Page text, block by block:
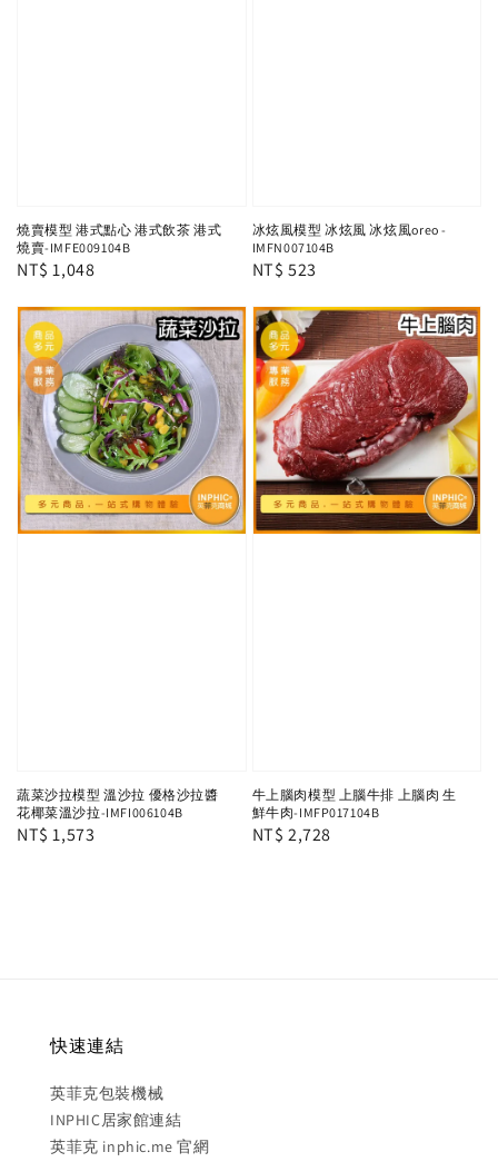
燒賣模型 港式點心 港式飲茶 港式
燒賣-IMFE009104B
Regular
NT$ 1,048
冰炫風模型 冰炫風 冰炫風oreo -
IMFN007104B
Regular
NT$ 523
蔬菜沙拉模型 溫沙拉 優格沙拉醬
花椰菜溫沙拉-IMFI006104B
Regular
NT$ 1,573
牛上腦肉模型 上腦牛排 上腦肉 生
鮮牛肉-IMFP017104B
Regular
NT$ 2,728
快速連結
英菲克包裝機械
INPHIC居家館連結
英菲克 inphic.me 官網